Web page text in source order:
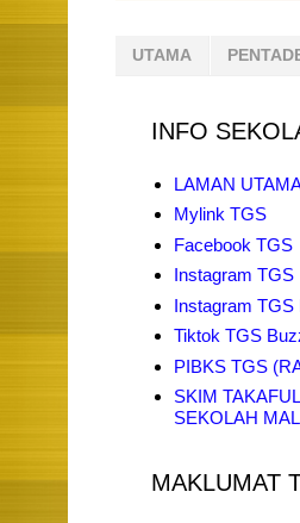
UTAMA
INFO
LAMAN
Mylink TGS
Facebook TGS
Instagram TGS
Instagram
Tiktok TGS
PIBKS TGS
SKIM
SEKOLAH
MAKLUMAT